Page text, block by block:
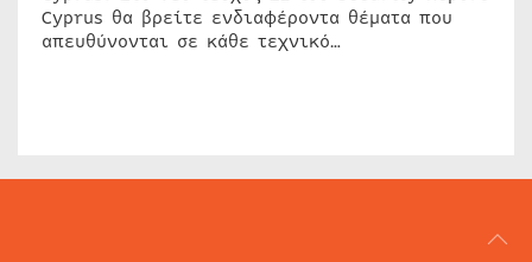
Cyprus θα βρείτε ενδιαφέροντα θέματα που
απευθύνονται σε κάθε τεχνικό…